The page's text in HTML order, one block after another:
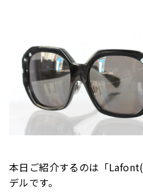
本日ご紹介するのは「
デルです。